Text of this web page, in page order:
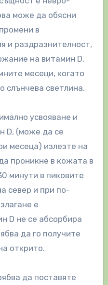
може да обясни
в
и раздразнителност,
на витамин D,
месеци, когато
слънчева светлина.
усвояване и
D, (може да се
месеца) излезте на
проникне в кожата в
минути в пиковите
север и при по-
е
D не се абсорбира
да го получите
открито.
да поставяте